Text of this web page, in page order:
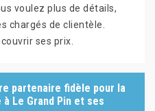
voulez plus de détails,
chargés de clientèle.
ses prix.
partenaire fidèle pour la
Le Grand Pin et ses